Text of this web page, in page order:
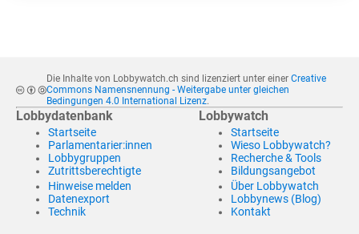
Die Inhalte von Lobbywatch.ch sind lizenziert unter einer Creative
Commons Namensnennung - Weitergabe unter gleichen
Bedingungen 4.0 International Lizenz.
Lobbydatenbank
Startseite
Parlamentarier:innen
Lobbygruppen
Zutrittsberechtigte
Hinweise melden
Datenexport
Technik
Lobbywatch
Startseite
Wieso Lobbywatch?
Recherche & Tools
Bildungsangebot
Über Lobbywatch
Lobbynews (Blog)
Kontakt